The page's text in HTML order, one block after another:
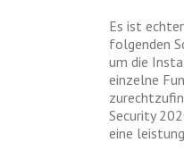
Es ist
folgenden
um die
einzelne
Security
eine